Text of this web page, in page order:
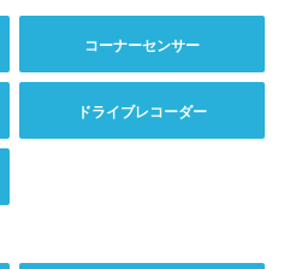
コーナーセンサー
ドライブレコーダー